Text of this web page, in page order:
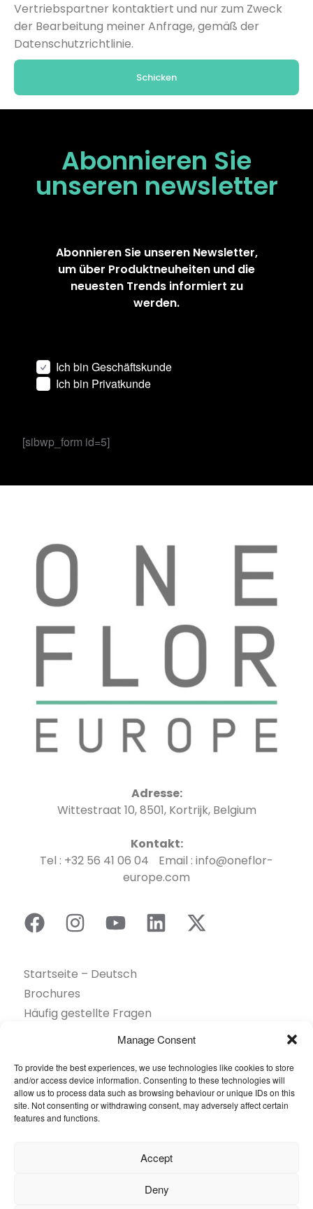
Manage Consent
To provide the best experiences, we use technologies like cookies to store
and/or access device information. Consenting to these technologies will
allow us to process data such as browsing behaviour or unique IDs on this
site. Not consenting or withdrawing consent, may adversely affect certain
features and functions.
Accept
Deny
Vertriebspartner kontaktiert und nur zum Zweck
der Bearbeitung meiner Anfrage, gemäß der
Datenschutzrichtlinie.
Schicken
Abonnieren Sie
unseren newsletter
Abonnieren Sie unseren Newsletter,
um über Produktneuheiten und die
neuesten Trends informiert zu
werden.
Ich bin Geschäftskunde
Ich bin Privatkunde
[sibwp_form id=5]
Adresse:
Wittestraat 10, 8501, Kortrijk, Belgium
Kontakt:
Tel : +32 56 41 06 04 Email : info@oneflor-
europe.com
Startseite – Deutsch
Brochures
Häufig gestellte Fragen
Kontakt
Nachhaltigkeit
Unsere Projekte